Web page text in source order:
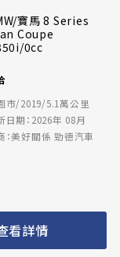
寶馬 8 Series
Coupe
0cc
市/2019/5.1萬公里
日期：2026年 08月
：美好關係 勁德汽車
看詳情